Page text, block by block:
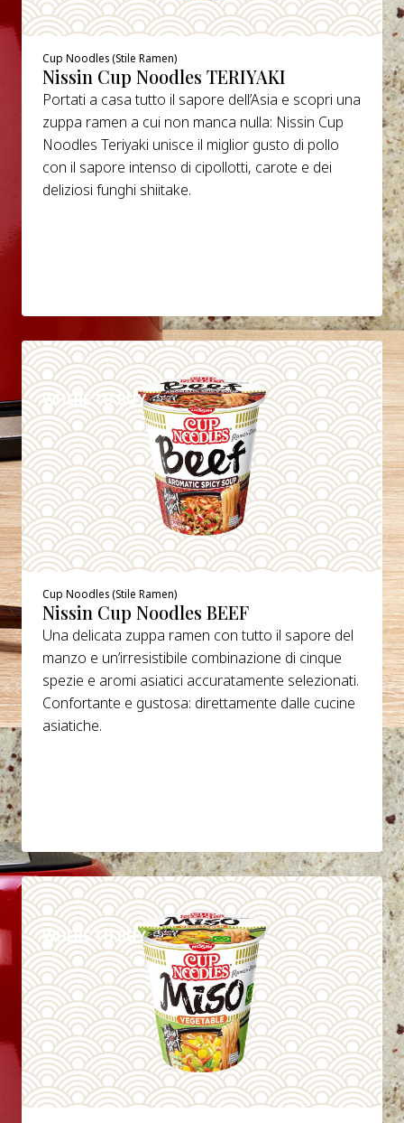
Cup Noodles (Stile Ramen)
Nissin Cup Noodles TERIYAKI
Portati a casa tutto il sapore dell’Asia e scopri una
zuppa ramen a cui non manca nulla: Nissin Cup
Noodles Teriyaki unisce il miglior gusto di pollo
con il sapore intenso di cipollotti, carote e dei
deliziosi funghi shiitake.
WHERE TO BUY
DETTAGLI
Cup Noodles (Stile Ramen)
Nissin Cup Noodles BEEF
Una delicata zuppa ramen con tutto il sapore del
manzo e un’irresistibile combinazione di cinque
spezie e aromi asiatici accuratamente selezionati.
Confortante e gustosa: direttamente dalle cucine
asiatiche.
WHERE TO BUY
DETTAGLI